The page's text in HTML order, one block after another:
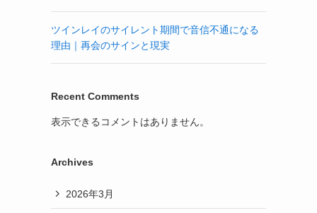
ツインレイのサイレント期間で音信不通になる
理由｜再会のサインと現実
Recent Comments
表示できるコメントはありません。
Archives
2026年3月